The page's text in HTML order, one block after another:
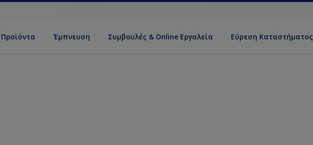
Προϊόντα Έμπνευση Συμβουλές & Online Εργαλεία Εύρεση Καταστήματος